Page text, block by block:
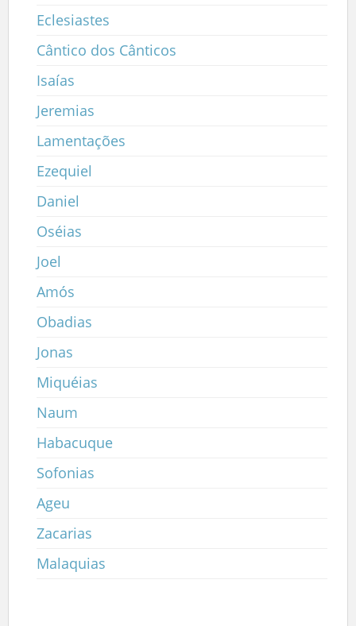
Eclesiastes
Cântico dos Cânticos
Isaías
Jeremias
Lamentações
Ezequiel
Daniel
Oséias
Joel
Amós
Obadias
Jonas
Miquéias
Naum
Habacuque
Sofonias
Ageu
Zacarias
Malaquias